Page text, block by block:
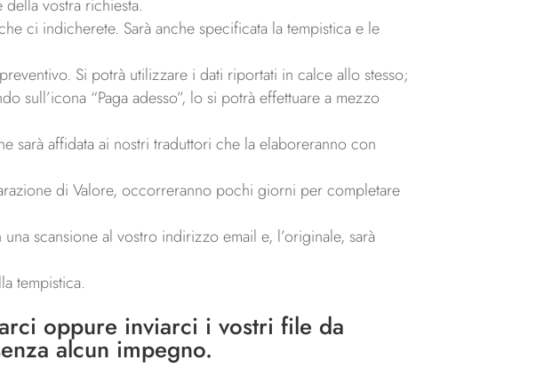
vostra richiesta.
ci indicherete. Sarà anche specificata la tempistica e le
Si potrà utilizzare i dati riportati in calce allo stesso;
sull’icona “Paga adesso”, lo si potrà effettuare a mezzo
sarà affidata ai nostri traduttori che la elaboreranno con
di Valore, occorreranno pochi giorni per completare
scansione al vostro indirizzo email e, l’originale, sarà
tempistica.
oppure inviarci i vostri file da
alcun impegno.